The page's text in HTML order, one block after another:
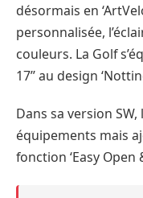
désormais en
personnalisée,
couleurs. La Golf
17’’ au design
Dans sa version
équipements mais
fonction ‘Easy Open